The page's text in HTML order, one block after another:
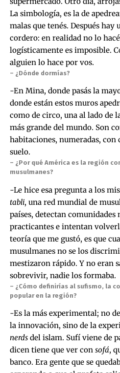
La simbología, es la de
malas que tenés. Después
cordero: en realidad no lo
logísticamente es imposible.
alguien lo hace por vos.
– ¿Dónde dormías?
-En Mina, donde pasás la
donde están estos muros
como de circo, una al lado de
más grande del mundo. Son
habitaciones, numeradas, con
suelo.
– ¿Por qué América es la región
musulmanes?
-Le hice esa pregunta a los
tabli, una red mundial de
países, detectan comunidades
practicantes e intentan
teoría que me gustó, es que
musulmanes no se los
mestizaron rápido. Y no eran
sobrevivir, nadie los formaba.
– ¿Cómo definirías al sufismo, la
popular en la región?
-Es la más experimental; no
la innovación, sino de la
nerds del islam. Sufí viene de
dicen tiene que ver con sofá,
banco. Era gente que se